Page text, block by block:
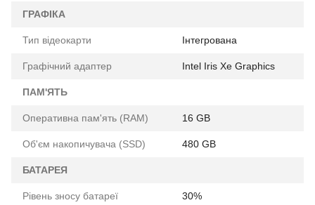
ГРАФІКА
Тип відеокарти Інтегрована
Графічний адаптер Intel Iris Xe Graphics
ПАМ'ЯТЬ
Оперативна пам'ять (RAM) 16 GB
Об'єм накопичувача (SSD) 480 GB
БАТАРЕЯ
Рівень зносу батареї 30%